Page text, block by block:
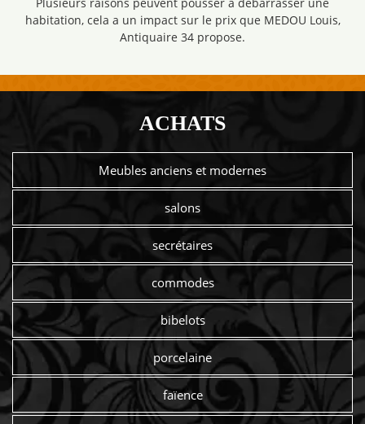
habitation, cela a un impact sur le prix que MEDOU Louis,
Antiquaire 34 propose.
ACHATS
Meubles anciens et modernes
salons
secrétaires
commodes
bibelots
porcelaine
faïence